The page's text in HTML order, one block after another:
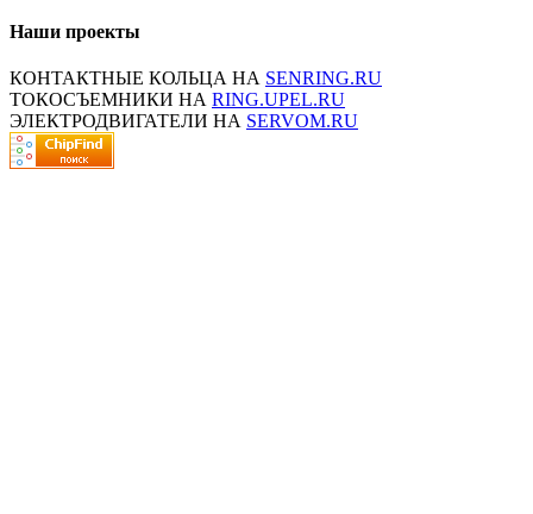
Наши проекты
КОНТАКТНЫЕ КОЛЬЦА НА SENRING.RU
ТОКОСЪЕМНИКИ НА RING.UPEL.RU
ЭЛЕКТРОДВИГАТЕЛИ НА SERVOM.RU